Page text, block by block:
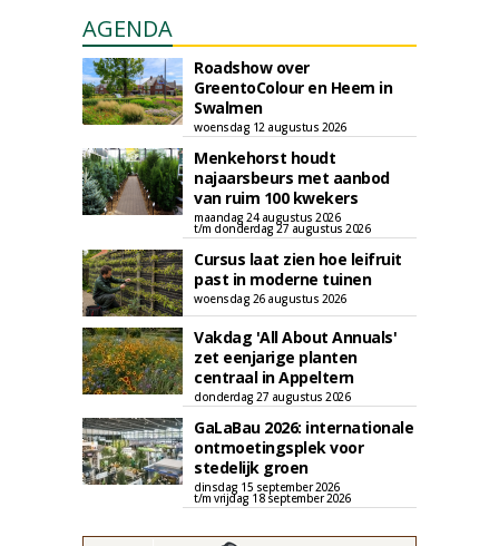
AGENDA
Roadshow over
GreentoColour en Heem in
Swalmen
woensdag 12 augustus 2026
Menkehorst houdt
najaarsbeurs met aanbod
van ruim 100 kwekers
maandag 24 augustus 2026
t/m donderdag 27 augustus 2026
Cursus laat zien hoe leifruit
past in moderne tuinen
woensdag 26 augustus 2026
Vakdag 'All About Annuals'
zet eenjarige planten
centraal in Appeltern
donderdag 27 augustus 2026
GaLaBau 2026: internationale
ontmoetingsplek voor
stedelijk groen
dinsdag 15 september 2026
t/m vrijdag 18 september 2026